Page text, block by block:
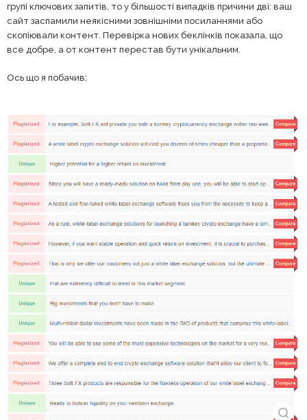
групі ключових запитів, то у більшості випадків причини дві: ваш
сайт заспамили неякісними зовнішніми посиланнями або
скопіювали контент. Перевірка нових беклінків показала, що
все добре, а от контент перестав бути унікальним.
Ось що я побачив: